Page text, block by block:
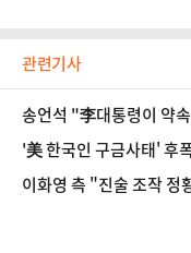
관련기사
송언석 "李대통령이 약
'美 한국인 구금사태' 후
이화영 측 "진술 조작